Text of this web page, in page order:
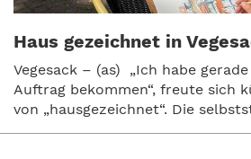
Haus gezeichnet in
Vegesack – (as) „Ich habe
Auftrag bekommen“, freute sich
von „hausgezeichnet“. Die